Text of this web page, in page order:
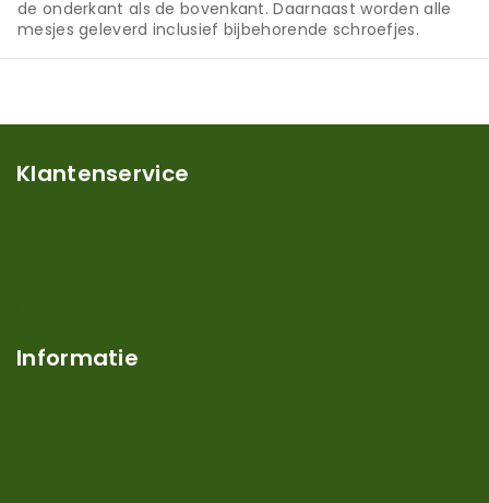
de onderkant als de bovenkant. Daarnaast worden alle
mesjes geleverd inclusief bijbehorende schroefjes.
Klantenservice
Informatie